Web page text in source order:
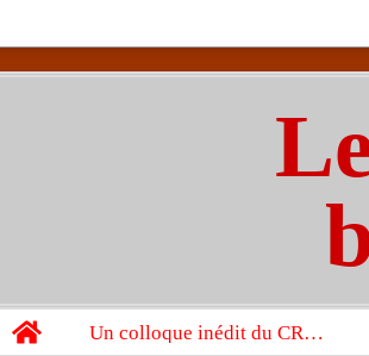
Home
Un colloque inédit du CRBC sur les victimes de l’année 1944